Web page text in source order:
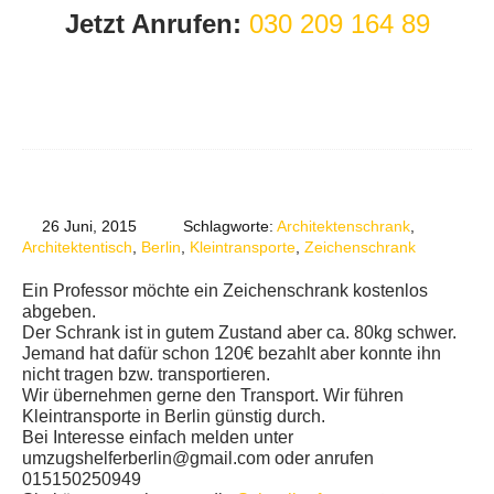
Jetzt Anrufen: 030 209 164 89
26 Juni, 2015 Schlagworte: Architektenschrank
Architektentisch
Berlin Kleintransporte Zeichenschrank
Ein Professor möchte ein Zeichenschrank kostenlos
abgeben.
Der Schrank ist in gutem Zustand aber ca. 80kg schwer.
Jemand hat dafür schon 120€ bezahlt aber konnte ihn
nicht tragen bzw. transportieren.
Wir übernehmen gerne den Transport. Wir führen
Kleintransporte in Berlin günstig durch.
Bei Interesse einfach melden unter
umzugshelferberlin@gmail.com oder anrufen
015150250949